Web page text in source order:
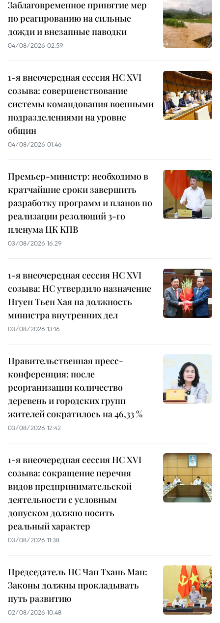
Заблаговременное принятие мер
по реагированию на сильные
дожди и внезапные паводки
04/08/2026 02:59
1-я внеочередная сессия НС XVI
созыва: совершенствование
системы командования военными
подразделениями на уровне
общин
04/08/2026 01:46
Премьер-министр: необходимо в
кратчайшие сроки завершить
разработку программ и планов по
реализации резолюций 3-го
пленума ЦК КПВ
03/08/2026 16:29
1-я внеочередная сессия НС XVI
созыва: НС утвердило назначение
Нгуен Тьен Хая на должность
министра внутренних дел
03/08/2026 13:16
Правительственная пресс-
конференция: после
реорганизации количество
деревень и городских групп
жителей сократилось на 46,33 %
03/08/2026 12:42
1-я внеочередная сессия НС XVI
созыва: сокращение перечня
видов предпринимательской
деятельности с условным
допуском должно носить
реальный характер
03/08/2026 11:38
Председатель НС Чан Тхань Ман:
Законы должны прокладывать
путь развитию
02/08/2026 10:48